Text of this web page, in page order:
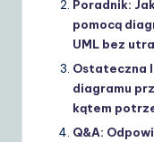
Poradnik:
pomocą
UML bez
Ostateczna
diagramu
kątem
Q&A: